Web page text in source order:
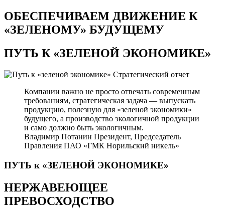
ОБЕСПЕЧИВАЕМ ДВИЖЕНИЕ К
«ЗЕЛЕНОМУ» БУДУЩЕМУ
ПУТЬ К«ЗЕЛЕНОЙ ЭКОНОМИКЕ»
Стратегический отчет
Компании важно не просто отвечать современным
требованиям, стратегическая задача — выпускать
продукцию, полезную для «зеленой экономики»
будущего, а производство экологичной продукции
и само должно быть экологичным.
Владимир Потанин Президент, Председатель
Правления ПАО «ГМК Норильский никель»
ПУТЬ к «ЗЕЛЕНОЙ ЭКОНОМИКЕ»
НЕРЖАВЕЮЩЕЕ
ПРЕВОСХОДСТВО